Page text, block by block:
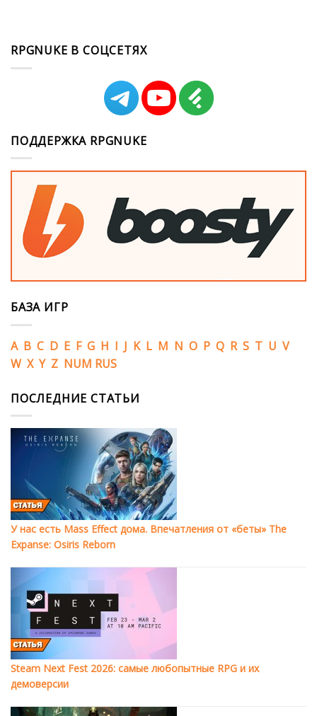
RPGNUKE В СОЦСЕТЯХ
ПОДДЕРЖКА RPGNUKE
БАЗА ИГР
A B C D E F G H I J K L M N O P Q R S T U V
W X Y Z NUM RUS
ПОСЛЕДНИЕ СТАТЬИ
У нас есть Mass Effect дома. Впечатления от «беты» The
Expanse: Osiris Reborn
Steam Next Fest 2026: самые любопытные RPG и их
демоверсии